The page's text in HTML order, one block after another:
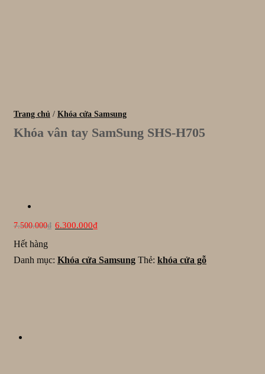
Trang chủ / Khóa cửa Samsung
Khóa vân tay SamSung SHS-H705
7.500.000₫
Giá
gốc
6.300.000₫Giá
hiện
6.300.000₫.
Hết hàng
Danh mục: Khóa cửa Samsung Thẻ: khóa cửa gỗ